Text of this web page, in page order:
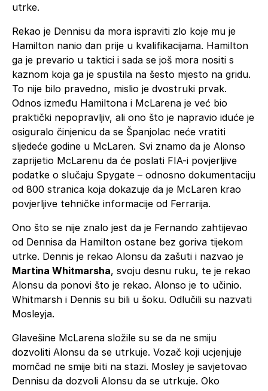
utrke.
Rekao je Dennisu da mora ispraviti zlo koje mu je
Hamilton nanio dan prije u kvalifikacijama. Hamilton
ga je prevario u taktici i sada se još mora nositi s
kaznom koja ga je spustila na šesto mjesto na gridu.
To nije bilo pravedno, mislio je dvostruki prvak.
Odnos između Hamiltona i McLarena je već bio
praktički nepopravljiv, ali ono što je napravio iduće je
osiguralo činjenicu da se Španjolac neće vratiti
sljedeće godine u McLaren. Svi znamo da je Alonso
zaprijetio McLarenu da će poslati FIA-i povjerljive
podatke o slučaju Spygate – odnosno dokumentaciju
od 800 stranica koja dokazuje da je McLaren krao
povjerljive tehničke informacije od Ferrarija.
Ono što se nije znalo jest da je Fernando zahtijevao
od Dennisa da Hamilton ostane bez goriva tijekom
utrke. Dennis je rekao Alonsu da zašuti i nazvao je
Martina Whitmarsha, svoju desnu ruku, te je rekao
Alonsu da ponovi što je rekao. Alonso je to učinio.
Whitmarsh i Dennis su bili u šoku. Odlučili su nazvati
Mosleyja.
Glavešine McLarena složile su se da ne smiju
dozvoliti Alonsu da se utrkuje. Vozač koji ucjenjuje
momčad ne smije biti na stazi. Mosley je savjetovao
Dennisu da dozvoli Alonsu da se utrkuje. Oko